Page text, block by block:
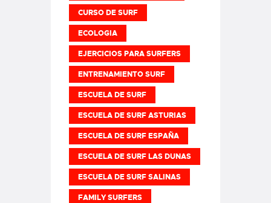
CURSO DE SURF
ECOLOGIA
EJERCICIOS PARA SURFERS
ENTRENAMIENTO SURF
ESCUELA DE SURF
ESCUELA DE SURF ASTURIAS
ESCUELA DE SURF ESPAÑA
ESCUELA DE SURF LAS DUNAS
ESCUELA DE SURF SALINAS
FAMILY SURFERS